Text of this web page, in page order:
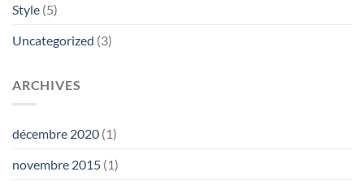
Style (5)
Uncategorized (3)
ARCHIVES
décembre 2020 (1)
novembre 2015 (1)